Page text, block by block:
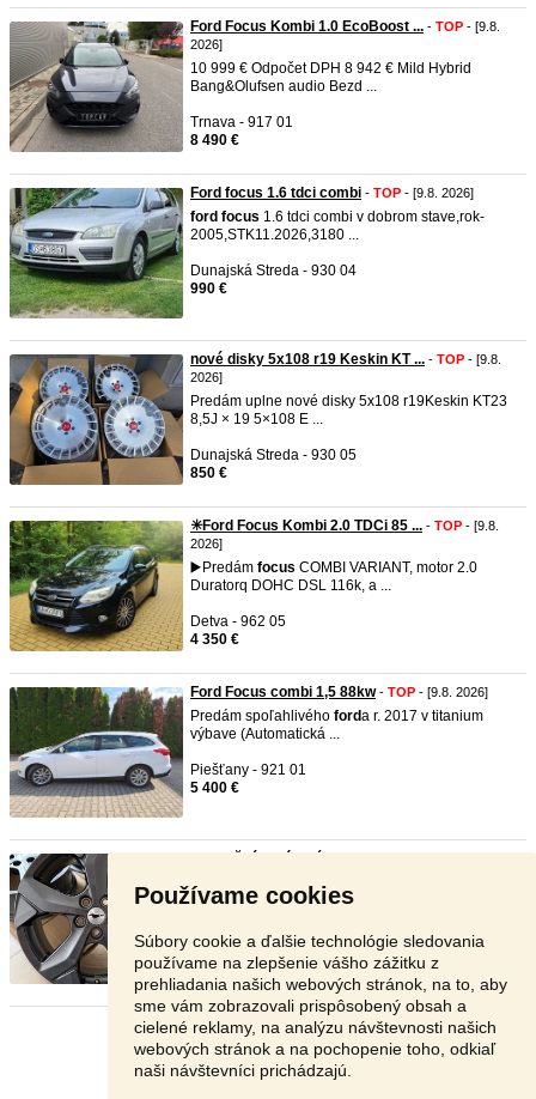
Používame cookies
Súbory cookie a ďalšie technológie sledovania
používame na zlepšenie vášho zážitku z
prehliadania našich webových stránok, na to, aby
sme vám zobrazovali prispôsobený obsah a
cielené reklamy, na analýzu návštevnosti našich
webových stránok a na pochopenie toho, odkiaľ
naši návštevníci prichádzajú.
Ford Focus Kombi 1.0 EcoBoost ... - TOP - [9.8.
2026]
10 999 € Odpočet DPH 8 942 € Mild Hybrid
Bang&Olufsen audio Bezd ...
Trnava - 917 01
8 490 €
Ford focus 1.6 tdci combi - TOP - [9.8. 2026]
ford focus 1.6 tdci combi v dobrom stave,rok-
2005,STK11.2026,3180 ...
Dunajská Streda - 930 04
990 €
nové disky 5x108 r19 Keskin KT ... - TOP - [9.8.
2026]
Predám uplne nové disky 5x108 r19Keskin KT23
8,5J × 19 5×108 E ...
Dunajská Streda - 930 05
850 €
✳️Ford Focus Kombi 2.0 TDCi 85 ... - TOP - [9.8.
2026]
▶️Predám focus COMBI VARIANT, motor 2.0
Duratorq DOHC DSL 116k, a ...
Detva - 962 05
4 350 €
Ford Focus combi 1,5 88kw- TOP - [9.8. 2026]
Predám spoľahlivého forda r. 2017 v titanium
výbave (Automatická ...
Piešťany - 921 01
5 400 €
Zdravím, predám nepoužité, nejazdené hliníkové
Námestovo - 029 01
699 €
Stránka: 1 2 3 Ďalšia